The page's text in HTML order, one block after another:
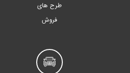
طرح های
فروش